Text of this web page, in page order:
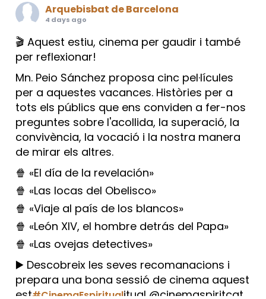
Arquebisbat de Barcelona
4 days ago
🎬 Aquest estiu, cinema per gaudir i també
per reflexionar!
Mn. Peio Sánchez proposa cinc pel·lícules
per a aquestes vacances. Històries per a
tots els públics que ens conviden a fer-nos
preguntes sobre l'acollida, la superació, la
convivència, la vocació i la nostra manera
de mirar els altres.
🍿 «El día de la revelación»
🍿 «Las locas del Obelisco»
🍿 «Viaje al país de los blancos»
🍿 «León XIV, el hombre detrás del Papa»
🍿 «Las ovejas detectives»
▶️ Descobreix les seves recomanacions i
prepara una bona sessió de cinema aquest
est#CinemaEspiritualitual @cinemaspiritcat